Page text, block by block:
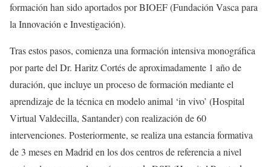
formación han sido aportados por BIOEF (Fundación Vasca para
la Innovación e Investigación).
Tras estos pasos, comienza una formación intensiva monográfica
por parte del Dr. Haritz Cortés de aproximadamente 1 año de
duración, que incluye un proceso de formación mediante el
aprendizaje de la técnica en modelo animal ‘in vivo’ (Hospital
Virtual Valdecilla, Santander) con realización de 60
intervenciones. Posteriormente, se realiza una estancia formativa
de 3 meses en Madrid en los dos centros de referencia a nivel